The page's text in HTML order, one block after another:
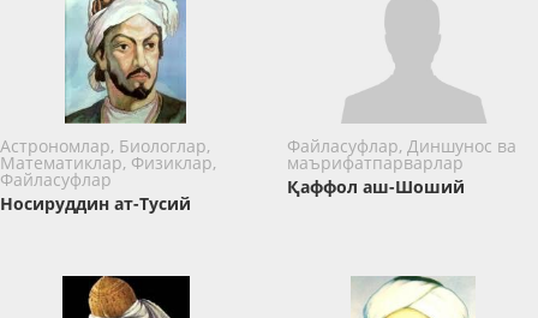
Астрономлар, Биологлар,
Математиклар, Физиклар,
Файласуфлар
Носируддин ат-Тусий
Файласуфлар, Диншунос ва
маърифатпарварлар
Қаффол аш-Шоший